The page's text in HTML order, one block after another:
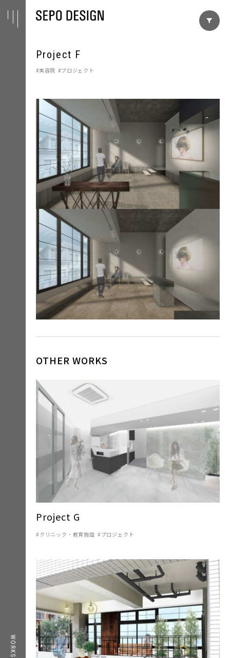
WORKS
TOP
WORKS
Project F
美容院 プロジェクト
OTHER WORKS
Project G
クリニック・教育施設 プロジェクト